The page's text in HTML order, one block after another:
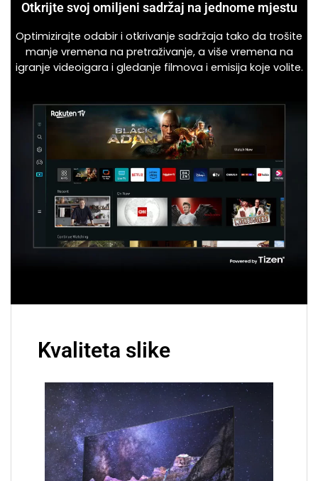
Otkrijte svoj omiljeni sadržaj na jednome mjestu
Optimizirajte odabir i otkrivanje sadržaja tako da trošite
manje vremena na pretraživanje, a više vremena na
igranje videoigara i gledanje filmova i emisija koje volite.
Kvaliteta slike